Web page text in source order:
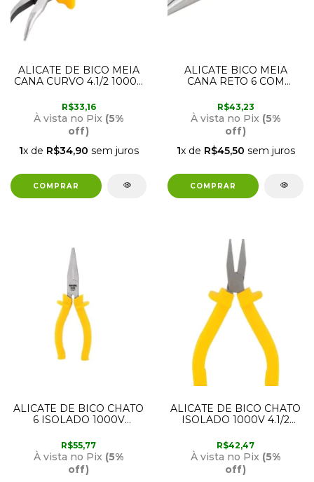
ALICATE DE BICO MEIA
CANA CURVO 4.1/2 1000V
R$33,16
À vista no Pix (5%
off)
1x de R$34,90 sem juros
ALICATE BICO MEIA
CANA RETO 6 COM
36.62.061.505 VONDER
R$43,23
À vista no Pix (5%
off)
1x de R$45,50 sem juros
ALICATE DE BICO CHATO
6 ISOLADO 1000V
R$55,77
À vista no Pix (5%
off)
ALICATE DE BICO CHATO
ISOLADO 1000V 4.1/2
R$42,47
À vista no Pix (5%
off)